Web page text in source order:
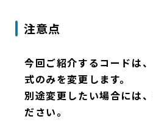
注意点
今回ご紹介するコードは
式のみを変更します。
別途変更したい場合には
ださい。